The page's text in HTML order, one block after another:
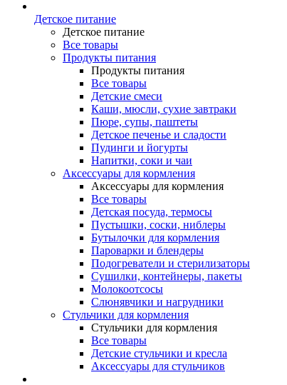
Детское питание
Детское питание
Все товары
Продукты питания
Продукты питания
Все товары
Детские смеси
Каши, мюсли, сухие завтраки
Пюре, супы, паштеты
Детское печенье и сладости
Пудинги и йогурты
Напитки, соки и чаи
Аксессуары для кормления
Аксессуары для кормления
Все товары
Детская посуда, термосы
Пустышки, соски, ниблеры
Бутылочки для кормления
Пароварки и блендеры
Подогреватели и стерилизаторы
Сушилки, контейнеры, пакеты
Молокоотсосы
Слюнявчики и нагрудники
Стульчики для кормления
Стульчики для кормления
Все товары
Детские стульчики и кресла
Аксессуары для стульчиков